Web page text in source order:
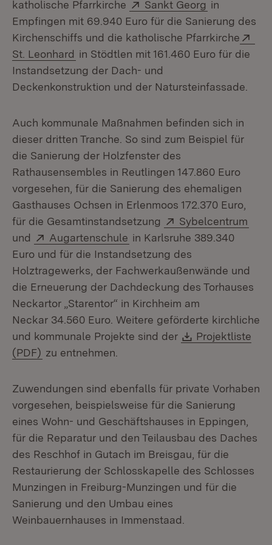
katholische Pfarrkirche Extern:
Sankt Georg (Öffnet in
in
Empfingen mit 69.940 Euro für die Sanierung des
Kirchenschiffs und die katholische Pfarrkirche
St. Leonhard (Öffnet in neuem Fenster)
in Stödtlen mit 161.460 Euro für die
Instandsetzung der Dach- und
Deckenkonstruktion und der Natursteinfassade.
Auch kommunale Maßnahmen befinden sich in
dieser dritten Tranche. So sind zum Beispiel für
die Sanierung der Holzfenster des
Rathausensembles in Reutlingen 147.860 Euro
vorgesehen, für die Sanierung des ehemaligen
Gasthauses Ochsen in Erlenmoos 172.370 Euro,
für die Gesamtinstandsetzung
Extern:
Sybelcentrum
und
Extern:
Augartenschule (Öffnet in neuem Fenster)
in Karlsruhe 389.340
Euro und für die Instandsetzung des
Holztragewerks, der Fachwerkaußenwände und
die Erneuerung der Dachdeckung des Torhauses
Neckartor „Starentor“ in Kirchheim am
Neckar 34.560 Euro. Weitere geförderte kirchliche
und kommunale Projekte sind der
Download:
Projektliste
(PDF) (Öffnet in neuem Fenster)
zu entnehmen.
Zuwendungen sind ebenfalls für private Vorhaben
vorgesehen, beispielsweise für die Sanierung
eines Wohn- und Geschäftshauses in Eppingen,
für die Reparatur und den Teilausbau des Daches
des Reschhof in Gutach im Breisgau, für die
Restaurierung der Schlosskapelle des Schlosses
Munzingen in Freiburg-Munzingen und für die
Sanierung und den Umbau eines
Weinbauernhauses in Immenstaad.